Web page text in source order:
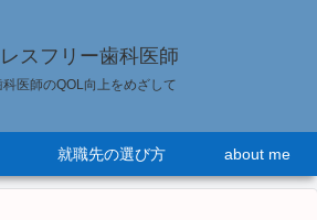
スフリー歯科医師
科医師のQOL向上をめざして
就職先の選び方 about me